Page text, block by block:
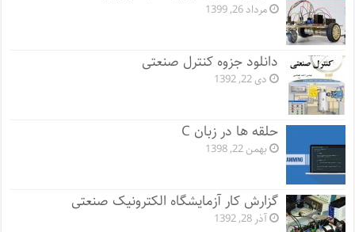
مرداد 26, 1399
دانلود جزوه کنترل صنعتی
دی 22, 1392
حلقه ها در زبان C
بهمن 22, 1398
گزارش کار آزمایشگاه الکترونیک صنعتی
آذر 28, 1392